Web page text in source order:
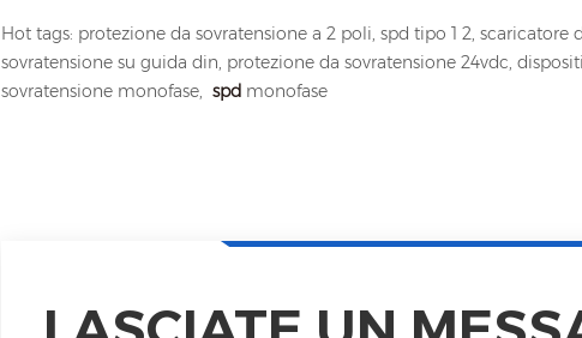
Hot tags: protezione da sovratensione a 2 poli, spd tipo 1 2,
sovratensione su guida din, protezione da sovratensione 24vdc,
sovratensione monofase, spdmonofase